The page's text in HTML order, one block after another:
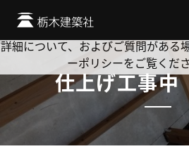
仕上げ工事
Cookie を使用して、お客様の活動
か? 当社ではお客様のプライバシー
詳細について、およびご質問がある
ーポリシーをご覧くださ